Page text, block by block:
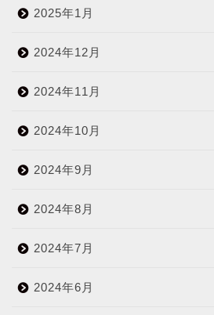
2025年1月
2024年12月
2024年11月
2024年10月
2024年9月
2024年8月
2024年7月
2024年6月